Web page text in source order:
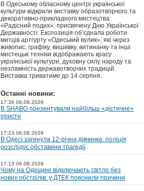
В Одеському обласному центрі української
культури відкрили виставку образотворчого та
декоративно-прикладного мистецтва
«Радісний подих», присвячену Дню Української
Державності. Експозиція об’єднала роботи
митців артгурту «Одеський вулик», які через
живопис, графіку, вишивку, витинанку та інші
мистецькі техніки відображають красу
української культури, духовну силу народу та
незламність державотворчих традицій.
Виставка триватиме до 14 серпня.
Останні новини:
17:36 06.08.2026
В SHABO презентували найбільш «дієтичне»
ігристе
17:23 06.08.2026
В Одесі загинула 12-річна дівчинка: поліція
розслідує обставини трагедії
17:13 06.08.2026
Чому на Одещині відключають світло без
нових обстрілів: у ДТЕК пояснили причини